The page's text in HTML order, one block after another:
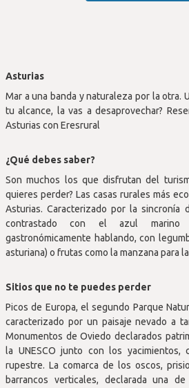
Asturias
Mar a una banda y naturaleza por la otra.
tu alcance, la vas a desaprovechar?
Asturias con Eresrural
¿Qué debes saber?
Son muchos los que disfrutan del
quieres perder? Las casas rurales más
Asturias. Caracterizado por la sincronía
contrastado con el azul
gastronómicamente hablando, con
asturiana) o frutas como la manzana para
Sitios que no te puedes perder
Picos de Europa, el segundo Parque
caracterizado por un paisaje nevado a
Monumentos de Oviedo declarados
la UNESCO junto con los yacimientos,
rupestre. La comarca de los oscos,
barrancos verticales, declarada una